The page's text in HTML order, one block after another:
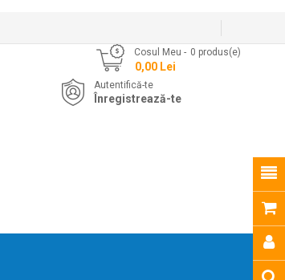
Cosul Meu 0 produs(e)
- 0,00 Lei
Autentifică-te
Înregistrează-te